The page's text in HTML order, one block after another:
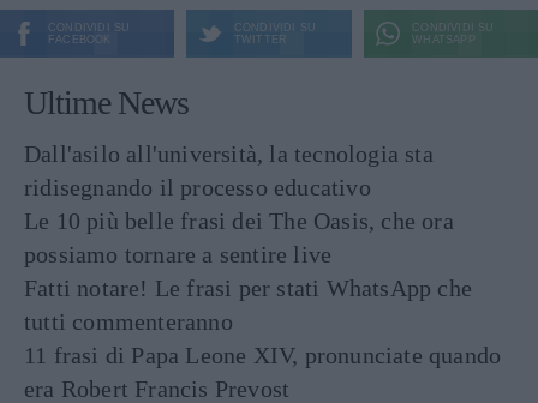
CONDIVIDI SU
FACEBOOK
CONDIVIDI SU
TWITTER
CONDIVIDI SU
WHATSAPP
Ultime News
Dall'asilo all'università, la tecnologia sta
ridisegnando il processo educativo
Le 10 più belle frasi dei The Oasis, che ora
possiamo tornare a sentire live
Fatti notare! Le frasi per stati WhatsApp che
tutti commenteranno
11 frasi di Papa Leone XIV, pronunciate quando
era Robert Francis Prevost